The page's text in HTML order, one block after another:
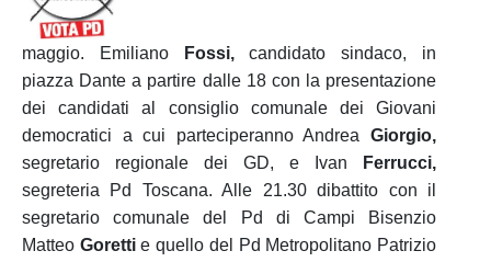
maggio. Emiliano Fossi,candidato sindaco, in
piazza Dante a partire dalle 18 con la presentazione
dei candidati al consiglio comunale dei Giovani
democratici a cui parteciperanno Andrea Giorgio,
segretario regionale dei GD, e Ivan
Ferrucci,
segreteria Pd Toscana. Alle 21.30 dibattito con il
segretario comunale del Pd di Campi Bisenzio
Matteo Gorettie quello del Pd Metropolitano Patrizio